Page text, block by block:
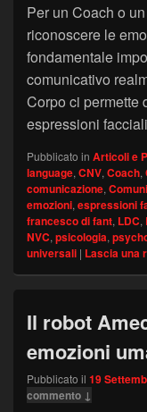
Per un Coach o
riconoscere le
fondamentale
comunicativo
Corpo ci permette
espressioni
Pubblicato in Articoli e
language, CNV, Coach,
comunicazione,
emozioni, espressioni
francesco di fant, LDC,
NVC, psicologia,
universali | Lascia una
Il robot
emozioni
Pubblicato il 19
commento ↓